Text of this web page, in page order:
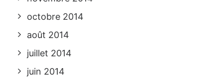
octobre 2014
août 2014
juillet 2014
juin 2014